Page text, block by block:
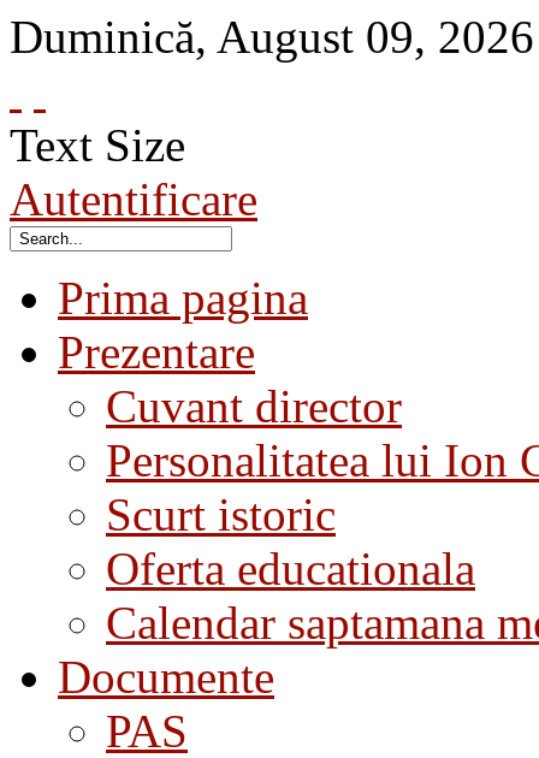
Duminică, August 09, 2026
Text Size
Autentificare
Prima pagina
Prezentare
Cuvant director
Personalitatea lui Ion
Scurt istoric
Oferta educationala
Calendar saptamana
Documente
PAS